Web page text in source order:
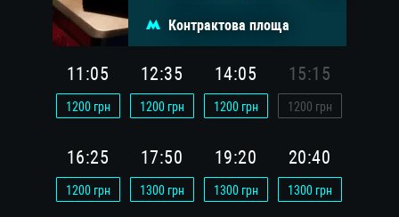
Контрактова площа
11:05
1200грн
12:35
1200грн
14:05
1200грн
15:15
1200 грн
16:25
1200грн
17:50
1300грн
19:20
1300грн
20:40
1300грн